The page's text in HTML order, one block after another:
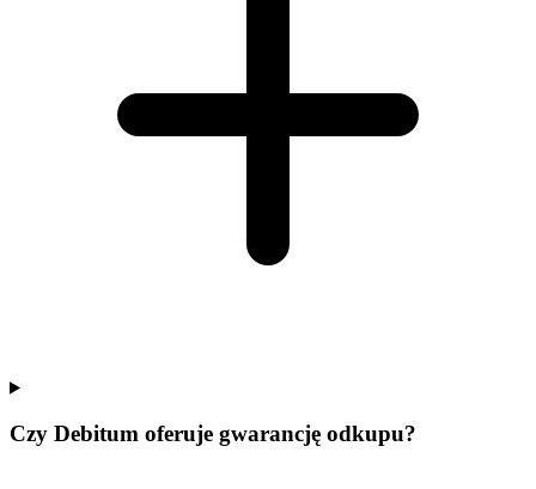
Czy Debitum oferuje gwarancję odkupu?